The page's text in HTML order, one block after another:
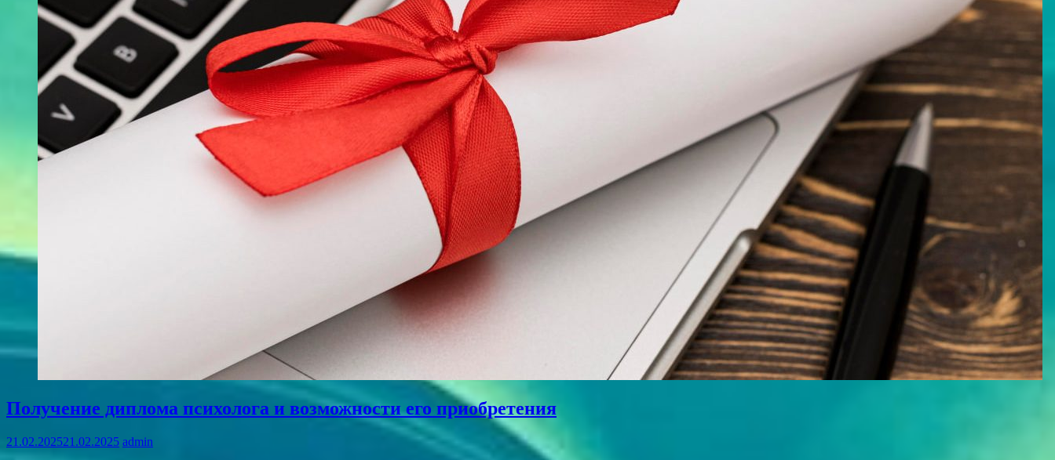
Получение диплома психолога и возможности его приобретения
21.02.202521.02.2025 admin